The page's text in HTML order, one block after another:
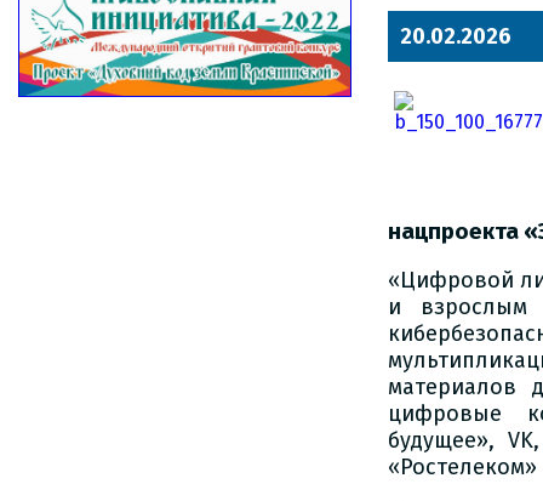
20.02.2026
нацпроекта
«Цифровой
и взрослым
материалов
цифровые
будущее»,
«Ростелеком»